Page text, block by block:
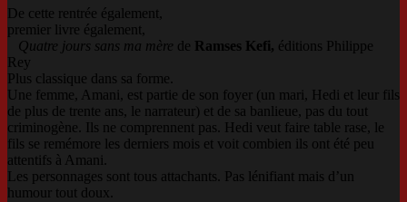
De cette rentrée également,
premier livre également,
Quatre jours sans ma mère de Ramses Kefi, éditions Philippe
Rey
Plus classique dans sa forme.
Une femme, Amani, est partie de son foyer (un mari, Hedi et leur fils
de plus de trente ans, le narrateur) et de sa banlieue, pas du tout
criminogène. Ils ne comprennent pas. Hedi veut faire table rase, le
fils se remémore les derniers mois et voit combien ils ont été peu
attentifs à Amani.
Les personnages sont tous attachants. Pas lénifiant mais d’un
humour tout doux.